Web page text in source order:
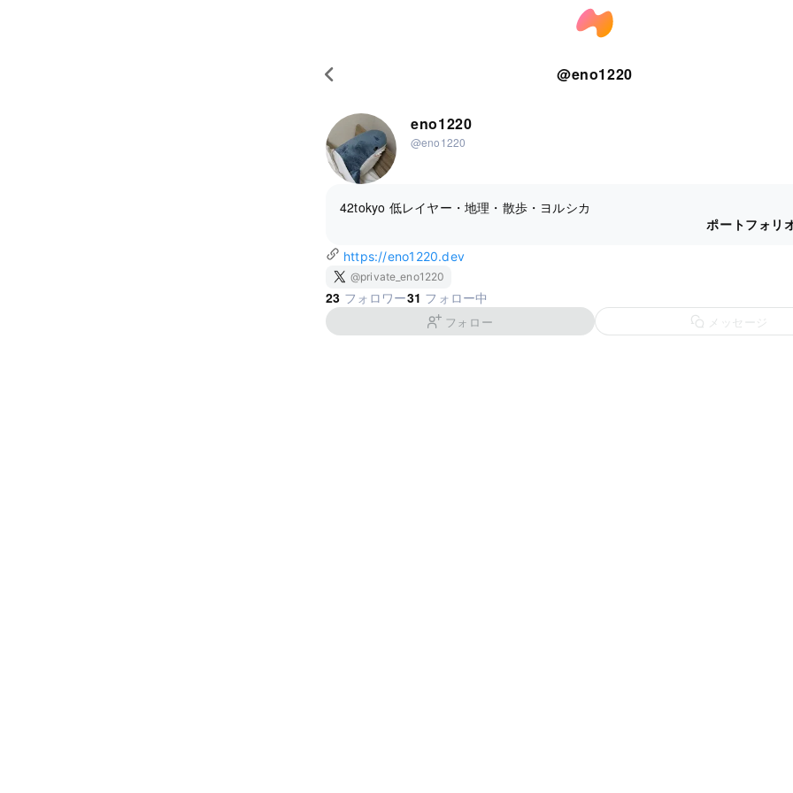
@eno1220
eno1220
@eno1220
42tokyo 低レイヤー・地理・散歩・ヨルシカ
ポートフォリ
https://eno1220.dev
@private_eno1220
23 フォロワー31 フォロー中
フォロー メッセージ